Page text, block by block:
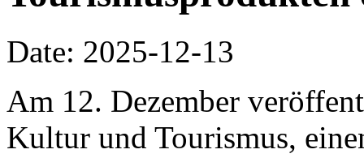
Date: 2025-12-13
Am 12. Dezember
Kultur und Tourismus,